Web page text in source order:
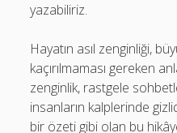
yazabiliriz.
Hayatın asıl zenginliği,
kaçırılmaması gereken
zenginlik, rastgele
insanların kalplerinde
bir özeti gibi olan bu